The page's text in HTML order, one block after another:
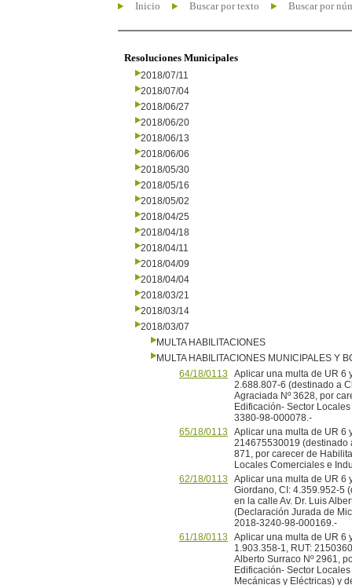
Inicio Buscar por texto Buscar por
Resoluciones Municipales
2018/07/11
2018/07/04
2018/06/27
2018/06/20
2018/06/13
2018/06/06
2018/05/30
2018/05/16
2018/05/02
2018/04/25
2018/04/18
2018/04/11
2018/04/09
2018/04/04
2018/03/21
2018/03/14
2018/03/07
MULTA HABILITACIONES
MULTA HABILITACIONES MUNICIPALES Y
64/18/0113
Aplicar una multa de UR 6
2.688.807-6 (destinado a
Agraciada Nº 3628, por
Edificación- Sector
3380-98-000078.-
65/18/0113
Aplicar una multa de UR 6
214675530019 (destinado
871, por carecer de
Locales Comerciales e
62/18/0113
Aplicar una multa de UR 6
Giordano, CI: 4.359.952-5
en la calle Av. Dr. Luis
(Declaración Jurada de
2018-3240-98-000169.-
61/18/0113
Aplicar una multa de UR 6
1.903.358-1, RUT:
Alberto Surraco Nº 2961,
Edificación- Sector
Mecánicas y Eléctricas) y